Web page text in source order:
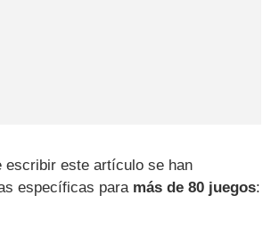
escribir este artículo se han
específicas para más de 80 juegos: